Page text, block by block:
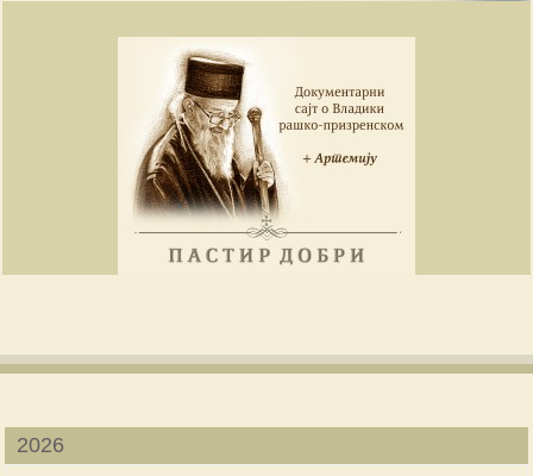
2026